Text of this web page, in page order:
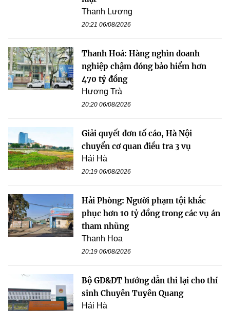
Thanh Lương
20:21 06/08/2026
Thanh Hoá: Hàng nghìn doanh
nghiệp chậm đóng bảo hiểm hơn
470 tỷ đồng
Hương Trà
20:20 06/08/2026
Giải quyết đơn tố cáo, Hà Nội
chuyển cơ quan điều tra 3 vụ
Hải Hà
20:19 06/08/2026
Hải Phòng: Người phạm tội khắc
phục hơn 10 tỷ đồng trong các vụ án
tham nhũng
Thanh Hoa
20:19 06/08/2026
Bộ GD&ĐT hướng dẫn thi lại cho thí
sinh Chuyên Tuyên Quang
Hải Hà